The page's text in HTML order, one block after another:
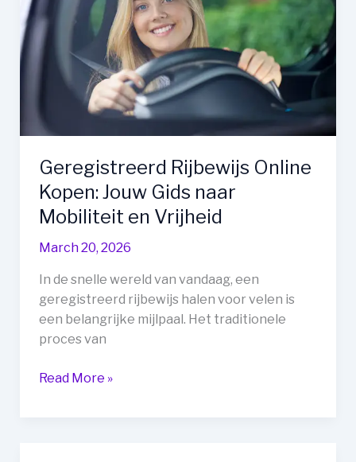
pour
Films
et
Séries
Geregistreerd Rijbewijs Online
Kopen: Jouw Gids naar
Mobiliteit en Vrijheid
March 20, 2026
In de snelle wereld van vandaag, een
geregistreerd rijbewijs halen voor velen is
een belangrijke mijlpaal. Het traditionele
proces van
Geregistreerd
Read More »